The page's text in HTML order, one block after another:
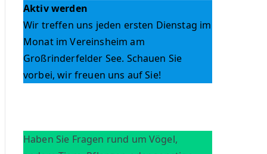
Aktiv werden
Wir treffen uns jeden ersten Dienstag im
Monat im Vereinsheim am
Großrinderfelder See. Schauen Sie
vorbei, wir freuen uns auf Sie!
Haben Sie Fragen rund um Vögel,